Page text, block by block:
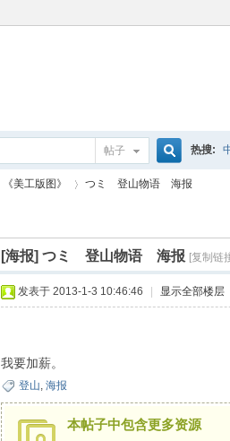
帖子
搜
索
热搜:
爱杀宝
《美工版图》
›
つミ 登山物语 海报
[海报] つミ 登山物语 海报 [复制链
发表于 2013-1-3 10:46:46 显示全部楼层
我要加薪。
登山, 海报
本帖子中包含更多资源